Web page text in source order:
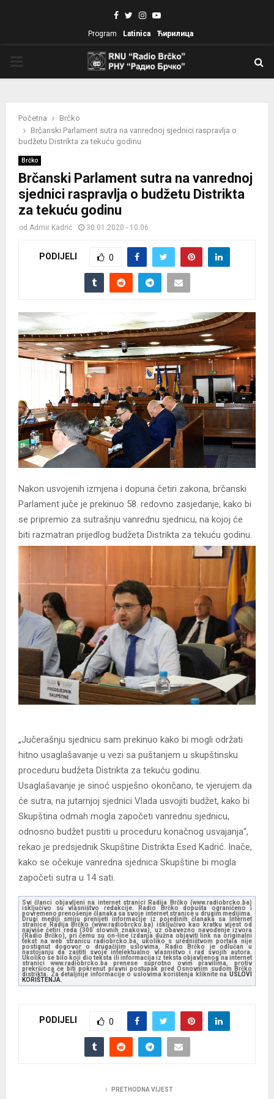
Facebook
TwitterInstagram
Youtube
Program Latinica Ћирилица
Početna
Brčko
Brčanski Parlament sutra na vanrednoj sjednici raspravlja o
budžetu Distrikta za tekuću godinu
Brčko
Brčanski Parlament sutra na vanrednoj
sjednici raspravlja o budžetu Distrikta
za tekuću godinu
od Admir Kadrić 30.01.2020 - 10:06
PODIJELI 0
Nakon usvojenih izmjena i dopuna četiri zakona, brčanski
Parlament juče je prekinuo 58. redovno zasjedanje, kako bi
se pripremio za sutrašnju vanrednu sjednicu, na kojoj će
biti razmatran prijedlog budžeta Distrikta za tekuću godinu.
„Jučerašnju sjednicu sam prekinuo kako bi mogli održati
hitno usaglašavanje u vezi sa puštanjem u skupštinsku
proceduru budžeta Distrikta za tekuću godinu.
Usaglašavanje je sinoć uspješno okončano, te vjerujem da
će sutra, na jutarnjoj sjednici Vlada usvojiti budžet, kako bi
Skupština odmah mogla započeti vanrednu sjednicu,
odnosno budžet pustiti u proceduru konačnog usvajanja“,
rekao je predsjednik Skupštine Distrikta Esed Kadrić. Inače,
kako se očekuje vanredna sjednica Skupštine bi mogla
započeti sutra u 14 sati.
Svi članci objavljeni na internet stranici Radija Brčko (www.radiobrcko.ba)
isključivo su vlasništvo redakcije. Radio Brčko dopušta ograničeno i
povremeno prenošenje članaka sa svoje internet stranice u drugim medijima.
Drugi mediji smiju prenijeti informacije iz pojedinih članaka sa Internet
stranice Radija Brčko (www.radiobrcko.ba) isključivo kao kratku vijest od
najviše četiri reda (300 slovnih znakova), uz obavezno navođenje izvora
(Radio Brčko), pri čemu su on-line izdanja dužna objaviti link na originalni
tekst na web stranicu radiobrcko.ba, ukoliko s uredništvom portala nije
postignut dogovor o drugačijim uslovima. Radio Brčko je odlučan u
nastojanju da zaštiti svoje intelektualno vlasništvo i rad svojih autora.
Ukoliko se bilo koji dio teksta ili informacija iz teksta objavljenog na internet
stranici www.radiobrcko.ba prenese suprotno ovim pravilima, protiv
prekršioca će biti pokrenut pravni postupak pred Osnovnim sudom Brčko
distrikta. Za detaljnije informacije o uslovima korištenja kliknite na USLOVI
KORIŠTENJA.
PODIJELI 0
PRETHODNA VIJEST